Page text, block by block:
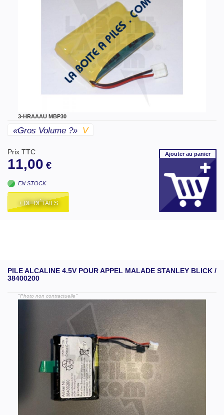
3-HRAAAU MBP30
«gros Volume ?» V
Prix TTC
11,00 €
EN STOCK
+ DE DÉTAILS
Ajouterau panier
PILE ALCALINE 4.5V POUR APPEL MALADE STANLEY BLICK /
38400200
"Photo non contractuelle"